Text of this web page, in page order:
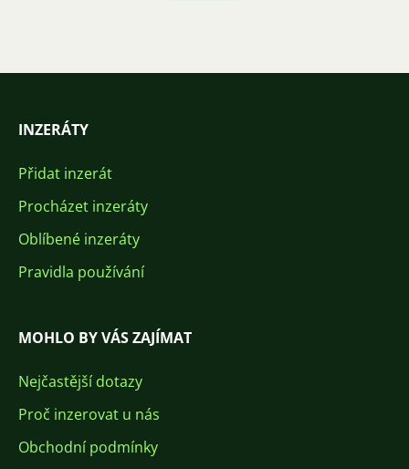
INZERÁTY
Přidat inzerát
Procházet inzeráty
Oblíbené inzeráty
Pravidla používání
MOHLO BY VÁS ZAJÍMAT
Nejčastější dotazy
Proč inzerovat u nás
Obchodní podmínky